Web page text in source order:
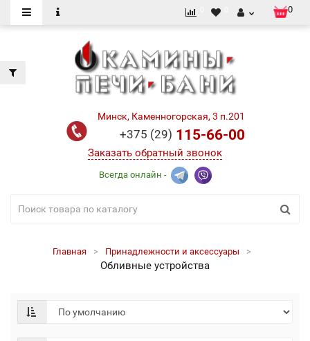
0
Минск, Каменногорская, 3 п.201
+375 (29) 115-66-00
Заказать обратный звонок
Всегда онлайн -
Главная Принадлежности и аксессуары
Обливные устройства